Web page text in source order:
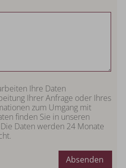
Ihre Daten
Ihrer Anfrage oder Ihres
zum Umgang mit
finden Sie in unseren
Daten werden 24 Monate
Absenden